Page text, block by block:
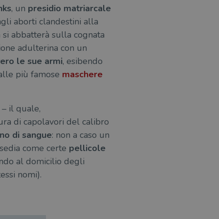
, un presidio matriarcale
aborti clandestini alla
si abbatterà sulla cognata
adulterina con un
le sue armi, esibendo
più famose maschere
– il quale,
di capolavori del calibro
di sangue: non a caso un
come certe pellicole
al domicilio degli
nomi).
e sicurezza,
i loro dati siano protetti
con i suoi servizi.
stato della sessione.
rappresenta un
usato da Google.
un numero
richiesta di pagina in
personalizzabile dai
e la distribuzione dei
utenti, ma senza
è stimolante.
delle preferenze
può anche determinare
la vecchia versione